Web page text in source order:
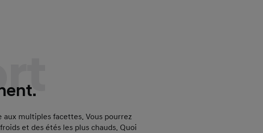
multiples facettes. Vous pourrez
et des étés les plus chauds. Quoi